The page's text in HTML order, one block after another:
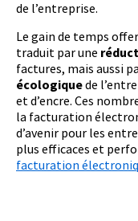
de l’entreprise.
Le gain de temps
traduit par une
factures, mais aussi
écologiquede
et d’encre. Ces
la facturation
d’avenir pour les
plus efficaces et
facturation